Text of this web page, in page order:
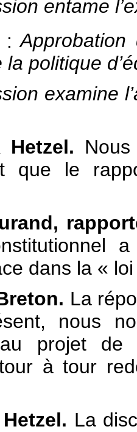
entame
:
politique
examine
Hetzel.
que le
dans la «
La
nous
au projet
à tour
La